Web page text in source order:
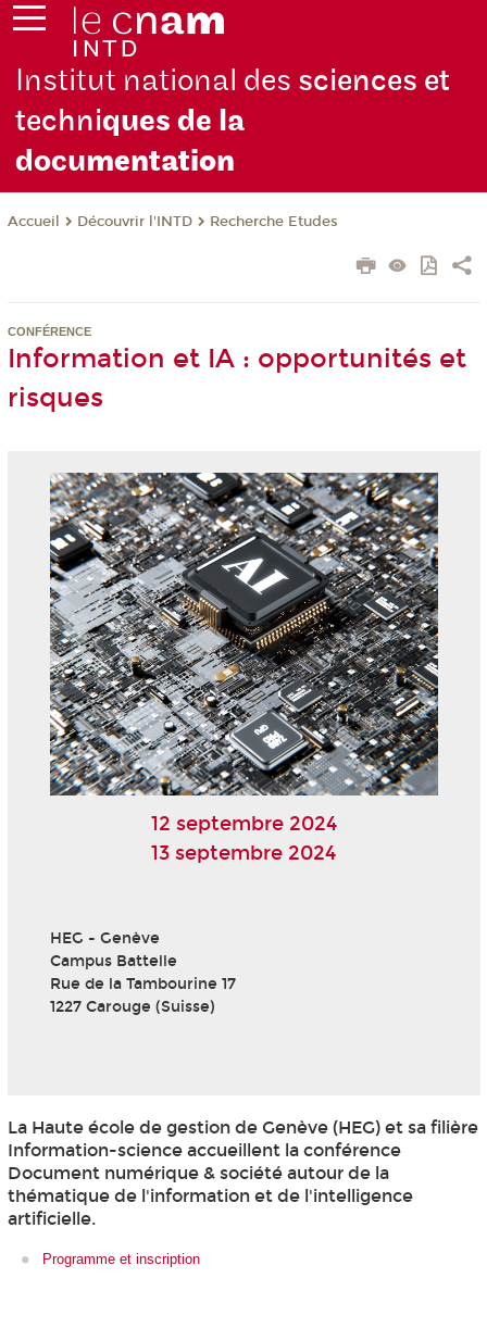
Institut national des sciences et
techniques de la
documentation
Accueil Découvrir l'INTD Recherche Etudes
CONFÉRENCE
Information et IA : opportunités et
risques
12 septembre 2024
13 septembre 2024
HEG - Genève
Campus Battelle
Rue de la Tambourine 17
1227 Carouge (Suisse)
La Haute école de gestion de Genève (HEG) et sa filière
Information-science accueillent la conférence
Document numérique & société autour de la
thématique de l'information et de l'intelligence
artificielle.
Programme et inscription